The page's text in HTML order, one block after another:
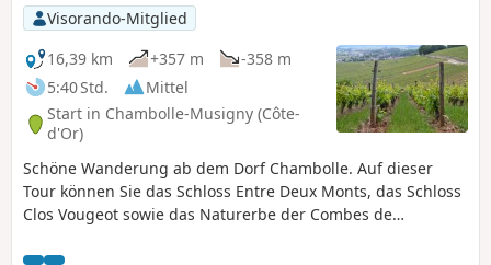
Visorando-Mitglied
16,39 km
+357 m
-358 m
5:40 Std.
Mittel
Start in Chambolle-Musigny (Côte-
d'Or)
Schöne Wanderung ab dem Dorf Chambolle. Auf dieser
Tour können Sie das Schloss Entre Deux Monts, das Schloss
Clos Vougeot sowie das Naturerbe der Combes de